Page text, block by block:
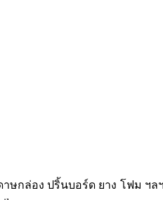
ษกล่อง ปริ้นบอร์ด ยาง โฟม ฯล